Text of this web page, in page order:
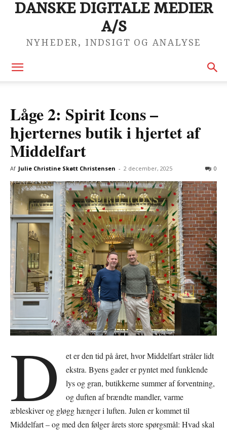
DANSKE DIGITALE MEDIER
A/S
NYHEDER, INDSIGT OG ANALYSE
Låge 2: Spirit Icons –
hjerternes butik i hjertet af
Middelfart
Af Julie Christine Skøtt Christensen - 2 december, 2025 0
D
et er den tid på året, hvor Middelfart stråler lidt
ekstra. Byens gader er pyntet med funklende
lys og gran, butikkerne summer af forventning,
og duften af brændte mandler, varme
æbleskiver og gløgg hænger i luften. Julen er kommet til
Middelfart – og med den følger årets store spørgsmål: Hvad skal